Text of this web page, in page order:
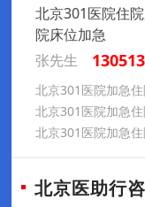
北京301医院住
院床位加急
张先生
北京301医院加急
北京301医院加急
北京301医院加急
北京医助行